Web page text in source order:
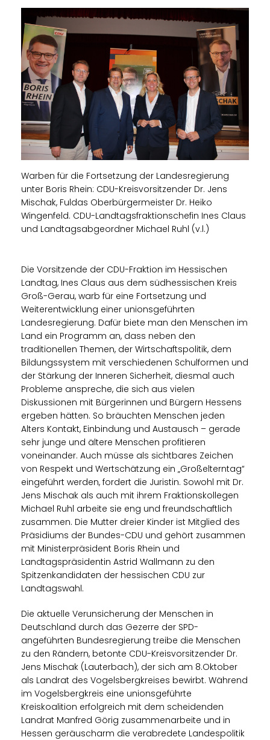
Warben für die Fortsetzung der Landesregierung
unter Boris Rhein: CDU-Kreisvorsitzender Dr. Jens
Mischak, Fuldas Oberbürgermeister Dr. Heiko
Wingenfeld. CDU-Landtagsfraktionschefin Ines Claus
und Landtagsabgeordner Michael Ruhl (v.l.)
Die Vorsitzende der CDU-Fraktion im Hessischen
Landtag, Ines Claus aus dem südhessischen Kreis
Groß-Gerau, warb für eine Fortsetzung und
Weiterentwicklung einer unionsgeführten
Landesregierung. Dafür biete man den Menschen im
Land ein Programm an, dass neben den
traditionellen Themen, der Wirtschaftspolitik, dem
Bildungssystem mit verschiedenen Schulformen und
der Stärkung der Inneren Sicherheit, diesmal auch
Probleme anspreche, die sich aus vielen
Diskussionen mit Bürgerinnen und Bürgern Hessens
ergeben hätten. So bräuchten Menschen jeden
Alters Kontakt, Einbindung und Austausch – gerade
sehr junge und ältere Menschen profitieren
voneinander. Auch müsse als sichtbares Zeichen
von Respekt und Wertschätzung ein „Großelterntag“
eingeführt werden, fordert die Juristin. Sowohl mit Dr.
Jens Mischak als auch mit ihrem Fraktionskollegen
Michael Ruhl arbeite sie eng und freundschaftlich
zusammen. Die Mutter dreier Kinder ist Mitglied des
Präsidiums der Bundes-CDU und gehört zusammen
mit Ministerpräsident Boris Rhein und
Landtagspräsidentin Astrid Wallmann zu den
Spitzenkandidaten der hessischen CDU zur
Landtagswahl.
Die aktuelle Verunsicherung der Menschen in
Deutschland durch das Gezerre der SPD-
angeführten Bundesregierung treibe die Menschen
zu den Rändern, betonte CDU-Kreisvorsitzender Dr.
Jens Mischak (Lauterbach), der sich am 8.Oktober
als Landrat des Vogelsbergkreises bewirbt. Während
im Vogelsbergkreis eine unionsgeführte
Kreiskoalition erfolgreich mit dem scheidenden
Landrat Manfred Görig zusammenarbeite und in
Hessen geräuscharm die verabredete Landespolitik